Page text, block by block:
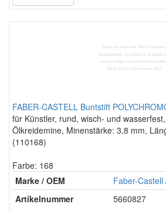
FABER-CASTELL Buntstift
für Künstler, rund, wisch- und
Ölkreidemine, Minenstärke: 3,8 mm,
(110168)
Farbe: 168
Marke / OEM
Faber-Castell
Artikelnummer
5660827